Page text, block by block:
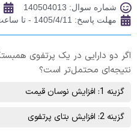
شماره سوال: 140504013
مهلت پاسخ: 1405/4/11 - تا ساعت 23:59
اگر دو دارایی در یک پرتفوی
نتیجه‌ای محتمل‌تر است؟
گزینه 1: افزایش نوسان قیمت
گزینه 2: افزایش بتای پرتفوی